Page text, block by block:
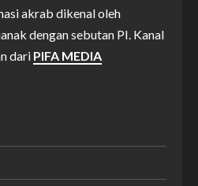
akrab dikenal oleh
dengan sebutan PI. Kanal
dari PIFA MEDIA